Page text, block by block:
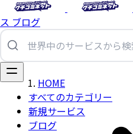
ス ブログ
すべてのカテゴリー
新規サービス
ブログ
HOME